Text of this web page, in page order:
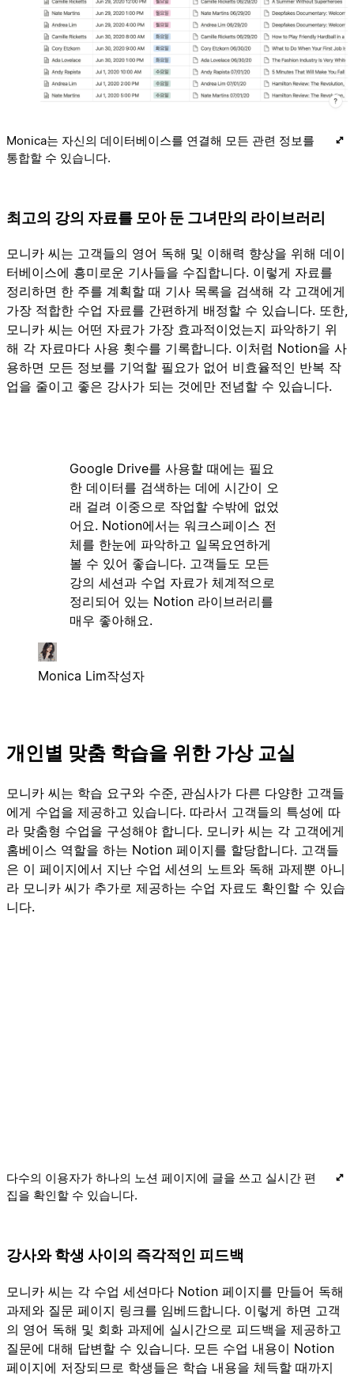
Monica는 자신의 데이터베이스를 연결해 모든 관련 정보를
통합할 수 있습니다.
최고의 강의 자료를 모아 둔 그녀만의 라이브러리
모니카 씨는 고객들의 영어 독해 및 이해력 향상을 위해 데이
터베이스에 흥미로운 기사들을 수집합니다. 이렇게 자료를
정리하면 한 주를 계획할 때 기사 목록을 검색해 각 고객에게
가장 적합한 수업 자료를 간편하게 배정할 수 있습니다. 또한,
모니카 씨는 어떤 자료가 가장 효과적이었는지 파악하기 위
해 각 자료마다 사용 횟수를 기록합니다. 이처럼 Notion을 사
용하면 모든 정보를 기억할 필요가 없어 비효율적인 반복 작
업을 줄이고 좋은 강사가 되는 것에만 전념할 수 있습니다.
Google Drive를 사용할 때에는 필요
한 데이터를 검색하는 데에 시간이 오
래 걸려 이중으로 작업할 수밖에 없었
어요. Notion에서는 워크스페이스 전
체를 한눈에 파악하고 일목요연하게
볼 수 있어 좋습니다. 고객들도 모든
강의 세션과 수업 자료가 체계적으로
정리되어 있는 Notion 라이브러리를
매우 좋아해요.
Monica Lim작성자
개인별 맞춤 학습을 위한 가상 교실
모니카 씨는 학습 요구와 수준, 관심사가 다른 다양한 고객들
에게 수업을 제공하고 있습니다. 따라서 고객들의 특성에 따
라 맞춤형 수업을 구성해야 합니다. 모니카 씨는 각 고객에게
홈베이스 역할을 하는 Notion 페이지를 할당합니다. 고객들
은 이 페이지에서 지난 수업 세션의 노트와 독해 과제뿐 아니
라 모니카 씨가 추가로 제공하는 수업 자료도 확인할 수 있습
니다.
다수의 이용자가 하나의 노션 페이지에 글을 쓰고 실시간 편
집을 확인할 수 있습니다.
강사와 학생 사이의 즉각적인 피드백
모니카 씨는 각 수업 세션마다 Notion 페이지를 만들어 독해
과제와 질문 페이지 링크를 임베드합니다. 이렇게 하면 고객
의 영어 독해 및 회화 과제에 실시간으로 피드백을 제공하고
질문에 대해 답변할 수 있습니다. 모든 수업 내용이 Notion
페이지에 저장되므로 학생들은 학습 내용을 체득할 때까지